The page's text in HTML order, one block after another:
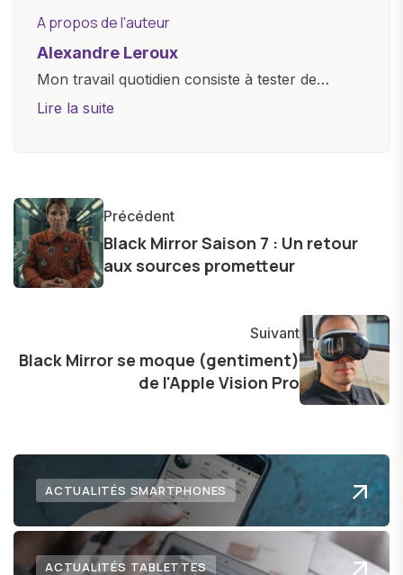
A propos de l'auteur
Alexandre Leroux
Mon travail quotidien consiste à tester de
nouveaux appareils, à rédiger des critiques
informations précises et pertinentes pour aider
les consommateurs à comprendre et à naviguer
dans le paysage technologique en constante
évolution.
Lire la suite
Précédent
Black Mirror Saison 7 : Un retour
aux sources prometteur
Suivant
Black Mirror se moque (gentiment)
de l'Apple Vision Pro
ACTUALITÉS SMARTPHONES
ACTUALITÉS TABLETTES